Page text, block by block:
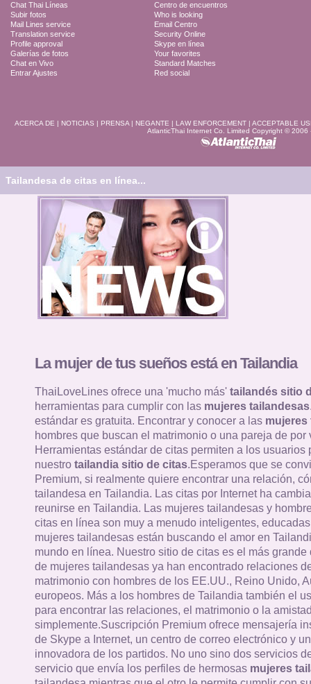
Chat Thai Líneas
Subir fotos
Mail Lines service
Translation service
Profile approval
Galerías de fotos
Chat en Vivo
Entrar Ajustes
Centro de encuentros
Who is looking
Email Centro
Security Online
Skype en línea
Your favorites
Standard Matches
Red social
ACERCA DE | NOTICIAS | PRENSA| NEGANTE | LAW ENFORCEMENT| ACCEPTABLE
AtlanticThai Internet Co. Limited Copyright © 2006
Tailandesa de citas en línea...
La mujer de tus sueños está en Tailandia
ThaiLoveLines ofrece una 'mucho más' tailandés sitio
herramientas para cumplir con las mujeres tailandesas
estándar es gratuita. Encontrar y conocer a las mujeres
hombres que buscan el matrimonio o una pareja de por
Herramientas estándar de citas permiten a los usuarios
nuestro tailandia sitio de citas.Esperamos que se
Premium, si realmente quiere encontrar una relación,
tailandesa en Tailandia. Las citas por Internet ha
reunirse en Tailandia. Las mujeres tailandesas y
citas en línea son muy a menudo inteligentes,
mujeres tailandesas están buscando el amor en
mundo en línea. Nuestro sitio de citas es el más grande
de mujeres tailandesas ya han encontrado relaciones
matrimonio con hombres de los EE.UU., Reino Unido,
europeos. Más a los hombres de Tailandia también el
para encontrar las relaciones, el matrimonio o la
simplemente.Suscripción Premium ofrece mensajería
de Skype a Internet, un centro de correo electrónico y
innovadora de los partidos. No uno sino dos servicios
servicio que envía los perfiles de hermosas mujeres